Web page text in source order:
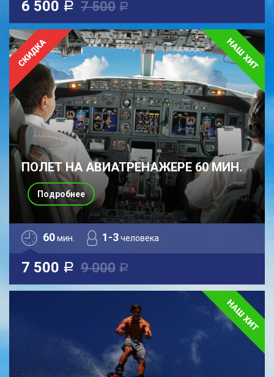
6 500 a 7 500 a
ПОЛЕТ НА АВИАТРЕНАЖЕРЕ 60 МИН.
60мин. 1-3человека
7 500 a 9 000 a
Подробнее